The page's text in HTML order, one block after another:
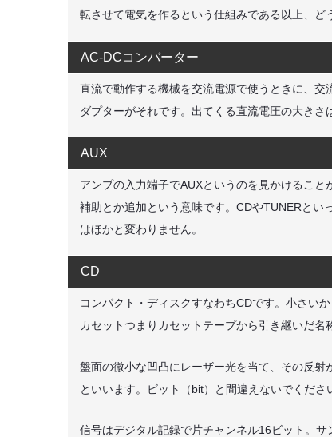
転させて電気を作るという仕組みである以上、ど
AC-DCコンバーター
直流で動作する機械を交流電源で使うときに、
ダプターがそれです。出てくる直流電圧の大きさ
AUX
アンプの入力端子でAUXというのを見かけること
補助とか追加という意味です。CDやTUNERと
はほかと変わりません。
CD
コンパクト・ディスクすなわちCDです。小さい
カセットつまりカセットテープから引き継いだ名
盤面の微小な凹凸にレーザー光を当て、その反射
といいます。ビット（bit）と間違えないでくださ
信号はデジタル記録で片チャンネル16ビット。